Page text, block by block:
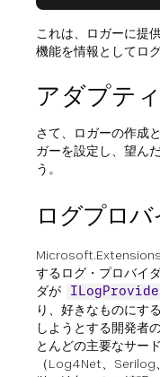
これは、ロガーに提
機能を情報としてロ
アダプテ
さて、ロガーの作成
ガーを設定し、望ん
う。
ログプロ
するログ・プロバイ
ダが
り、好きなものにす
しようとする開発者
とんどの主要なサー
（Log4Net、